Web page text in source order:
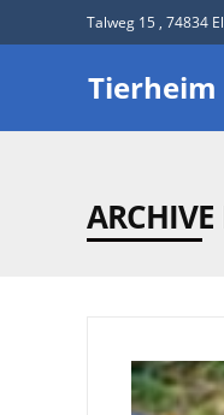
Talweg 15 , 74834
Tierheim